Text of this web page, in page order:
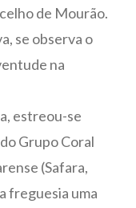
de Mourão.
se observa o
na
estreou-se
Grupo Coral
(Safara,
freguesia uma